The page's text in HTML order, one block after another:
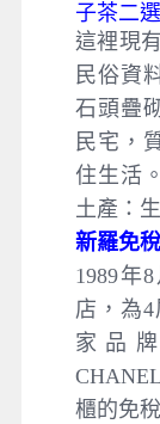
子茶二
這裡現
民俗資
石頭疊
民宅，
住生活
土產：
新羅免
1989年
店，為
家品
櫃的免